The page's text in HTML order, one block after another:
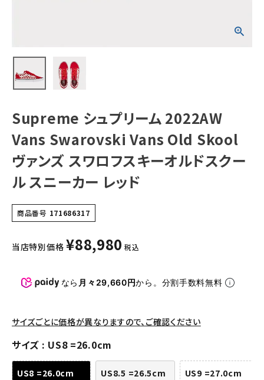
Tシャツ・ロングスリーブ
パーカー・トレーナー
キャップ・ハット
ニット帽・ビーニー
バックパック・リュック
その他バッグ類
スニーカー・ブーツ
パンツ・ショーツ
SEASON
CONTENTS
Supreme シュプリーム 2022AW
Vans Swarovski Vans Old Skool
ヴァンズ スワロフスキーオルドスクー
ル スニーカー レッド
商品番号 171686317
当店特別価格 ¥88,980 税込
なら 月々29,660円から。分割手数料無料
サイズごとに価格が異なりますので、ご確認ください
サイズ US8 =26.0cm
US8 =26.0cm US8.5 =26.5cm US9 =27.0cm